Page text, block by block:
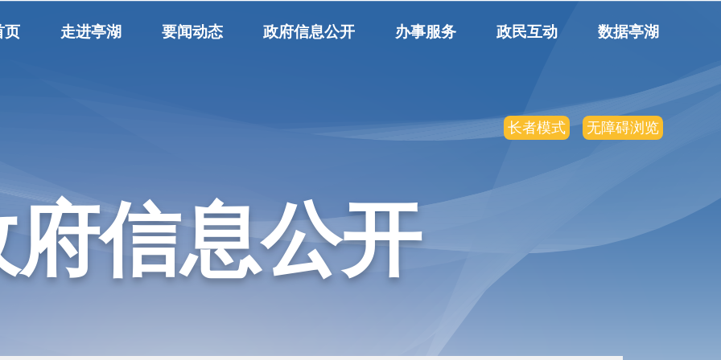
页 走进亭湖 要闻动态 政府信息公开 办事服务 政民互动 数据亭湖
长者模式 无障碍浏览
府信息公开